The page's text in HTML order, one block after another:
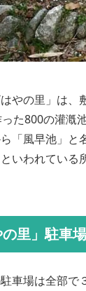
やの里」は、
た800の灌漑
「風早池」と
いわれている
の里」駐車
車場は全部で